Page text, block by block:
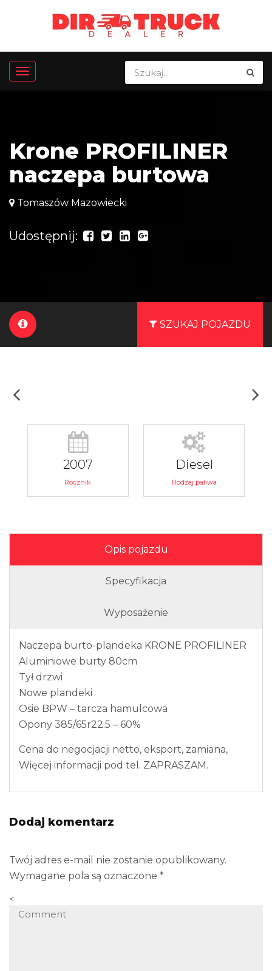
Krone PROFILINER
naczepa burtowa
Tomaszów Mazowiecki
Udostępnij:
SZUKAJ POJAZDU
2007
Rocznik
Diesel
Rodzaj paliwa
Opis pojazdu
Specyfikacja
Wyposażenie
Naczepa burto-plandeka KRONE PROFILINER
Aluminiowe burty 80cm
Tył drzwi
Nowe plandeki
Osie BPW – tarcza hamulcowa
Opony 385/65r22.5 – 60%
Cena do negocjacji netto, eksport, zamiana,
Więcej informacji pod tel. ZAPRASZAM.
Dodaj komentarz
Twój adres e-mail nie zostanie opublikowany.
Wymagane pola są oznaczone *
<